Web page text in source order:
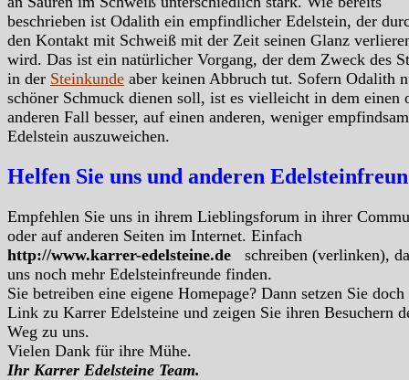
beschrieben ist Odalith ein empfindlicher Edelstein, der
den Kontakt mit Schweiß mit der Zeit seinen Glanz
wird. Das ist ein natürlicher Vorgang, der dem Zweck des
in der Steinkunde aber keinen Abbruch tut. Sofern Odalith
schöner Schmuck dienen soll, ist es vielleicht in dem einen
anderen Fall besser, auf einen anderen, weniger
Edelstein auszuweichen.
Helfen Sie uns und anderen
Empfehlen Sie uns in ihrem Lieblingsforum in ihrer
oder auf anderen Seiten im Internet. Einfach
http://www.karrer-edelsteine.de
schreiben (verlinken),
uns noch mehr Edelsteinfreunde finden.
Sie betreiben eine eigene Homepage? Dann setzen Sie doch
Link zu Karrer Edelsteine und zeigen Sie ihren Besuchern
Weg zu uns.
Vielen Dank für ihre Mühe.
Ihr Karrer Edelsteine Team.